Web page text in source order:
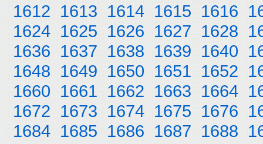
1612 1613 1614 1615 1616
1624 1625 1626 1627 1628
1636 1637 1638 1639 1640
1648 1649 1650 1651 1652
1660 1661 1662 1663 1664
1672 1673 1674 1675 1676
1684 1685 1686 1687 1688